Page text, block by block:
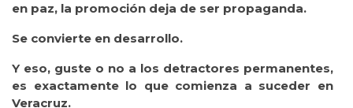
en paz, la promoción deja de ser propaganda.
Se convierte en desarrollo.
Y eso, guste o no a los detractores permanentes,
es exactamente lo que comienza a suceder en
Veracruz.